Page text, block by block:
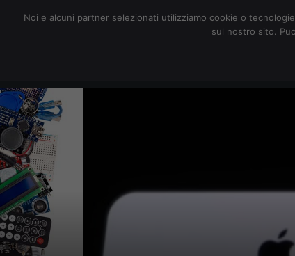
Noi e alcuni partner selezionati utilizziamo cookie o
sul nostro sito.